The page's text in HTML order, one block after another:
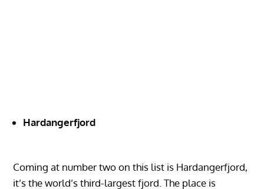
Hardangerfjord‏‏‎ ‎‏‏‎ ‎‏‏‎ ‎‏‏‎ ‎‏‏‎ ‎‏‏‎ ‎‏‏‎ ‎‏‏‎ ‎‏‏‎ ‎‏‏‎ ‎‏‏‎ ‎‏‏‎ ‎‏‏‎ ‎‏‏‎ ‎‏‏‎ ‎‏‏‎ ‎‏‏‎ ‎‏‏‎ ‎‏‏‎ ‎‏‏‎ ‎‏‏‎ ‎‏‏‎ ‎‏‏‎ ‎‏‏‎ ‎‏‏‎ ‎‏‏‎ ‎‏‏‎ ‎‏‏‎ ‎‏‏‎ ‎‏‏‎ ‎‏‏‎ ‎‏‏‎ ‎‏‏‎ ‎‏‏‎ ‎‏‏‎ ‎‏‏‎ ‎‏‏‎ ‎‏‏‎ ‎‏‏‎ ‎‏‏‎ ‎‏‏‎ ‎‏‏‎ ‎‏‏‎ ‎‏‏‎ ‎‏‏‎ ‎‏‏‎ ‎‏‏‎ ‎‏‏‎ ‎‏‏‎ ‎‏‏‎ ‎‏‏‎ ‎‏‏‎ ‎‏‏‎ ‎‏‏‎ ‎‏‏‎ ‎‏‏‎ ‎‏‏‎ ‎‏‏‎ ‎‏‏‎ ‎‏‏‎ ‎‏‏‎ ‎‏‏‎ ‎‏‏‎ ‎‏‏‎ ‎‏‏‎ ‎‏‏‎
Coming at number two on this list is Hardangerfjord,
it’s the world’s third-largest fjord. The place is